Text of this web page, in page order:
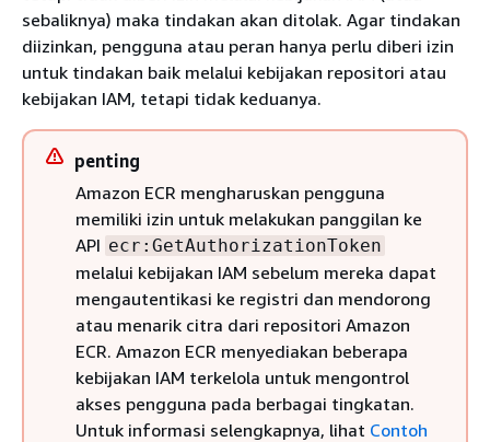
sebaliknya) maka tindakan akan ditolak. Agar tindakan
diizinkan, pengguna atau peran hanya perlu diberi izin
untuk tindakan baik melalui kebijakan repositori atau
kebijakan IAM, tetapi tidak keduanya.
penting
Amazon ECR mengharuskan pengguna
memiliki izin untuk melakukan panggilan ke
API ecr:GetAuthorizationToken
melalui kebijakan IAM sebelum mereka dapat
mengautentikasi ke registri dan mendorong
atau menarik citra dari repositori Amazon
ECR. Amazon ECR menyediakan beberapa
kebijakan IAM terkelola untuk mengontrol
akses pengguna pada berbagai tingkatan.
Untuk informasi selengkapnya, lihat Contoh